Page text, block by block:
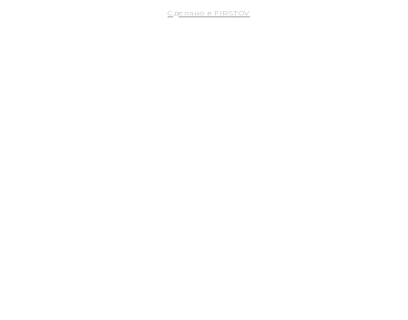
Сделано в FIRSTOV